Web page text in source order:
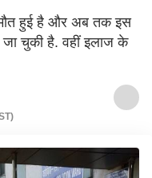
मौत हुई है और अब तक इस
चुकी है. वहीं इलाज के